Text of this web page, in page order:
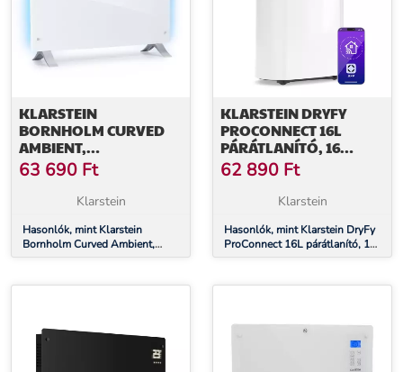
KLARSTEIN
BORNHOLM CURVED
AMBIENT,
KONVEKTOR,
1000/2000 W, FEHÉR
63 690 Ft
Klarstein
Hasonlók, mint Klarstein
Bornholm Curved Ambient,
konvektor, 1000/2000 W, fehér
KLARSTEIN DRYFY
PROCONNECT 16L
PÁRÁTLANÍTÓ, 16
L/NAP, 18 M², WIFI, APP,
LED KIJELZŐ, 24 ÓRÁS
62 890 Ft
Klarstein
Hasonlók, mint Klarstein DryFy
ProConnect 16L párátlanító, 16
l/nap, 18 m², WiFi, App, LED